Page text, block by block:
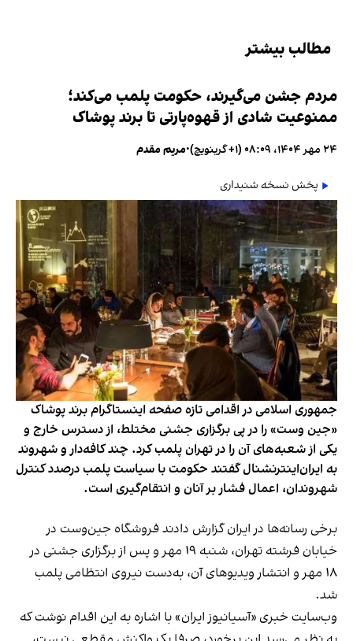
مطالب بیشتر
مردم جشن می‌گیرند، حکومت پلمب می‌کند؛
ممنوعیت شادی از قهوه‌پارتی تا برند پوشاک
۲۴ مهر ۱۴۰۴، ۰۸:۰۹ (‎+۱ گرینویچ) •مریم مقدم
پخش نسخه شنیداری
جمهوری اسلامی در اقدامی تازه صفحه اینستاگرام برند پوشاک
«جین وست» را در پی برگزاری جشنی مختلط، از دسترس خارج و
یکی از شعبه‌های آن را در تهران پلمب کرد. چند کافه‌‌دار و شهروند
به ایران‌اینترنشنال گفتند حکومت با سیاست پلمب درصدد کنترل
شهروندان، اعمال فشار بر آنان و انتقام‌گیری است.
برخی رسانه‌ها در ایران گزارش دادند فروشگاه جین‌وست در
خیابان فرشته تهران، شنبه ۱۹ مهر و پس از برگزاری جشنی در
۱۸ مهر و انتشار ویدیوهای آن، به‌دست نیروی انتظامی پلمب
شد.
وب‌سایت خبری «آسیانیوز ایران» با اشاره به این اقدام نوشت که